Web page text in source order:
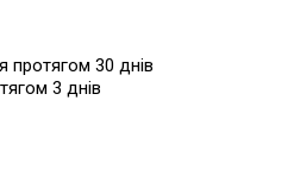
30 днів
3 днів